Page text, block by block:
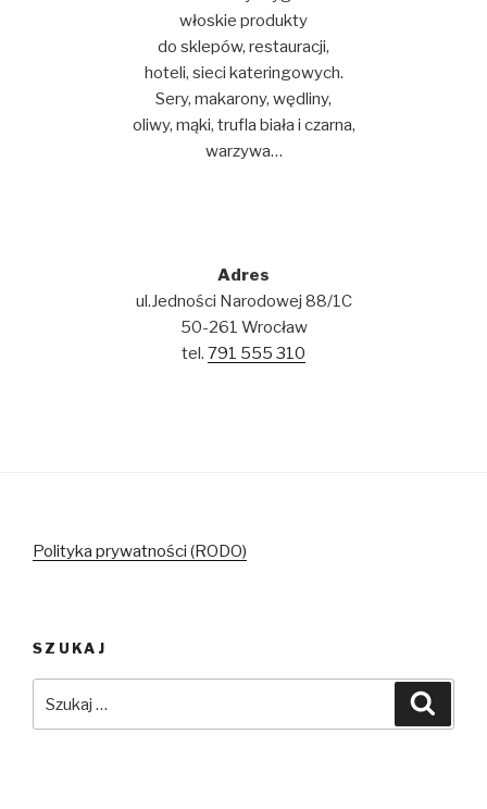
włoskie produkty
do sklepów, restauracji,
hoteli, sieci kateringowych.
Sery, makarony, wędliny,
oliwy, mąki, trufla biała i czarna,
warzywa…
Adres
ul.Jedności Narodowej 88/1C
50-261 Wrocław
tel. 791 555 310
Polityka prywatności (RODO)
SZUKAJ